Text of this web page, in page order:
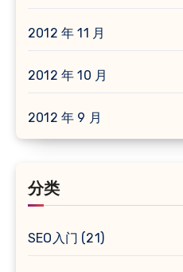
2012 年 11 月
2012 年 10 月
2012 年 9 月
分类
SEO入门 (21)